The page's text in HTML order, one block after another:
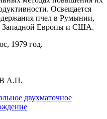
Освещается
пчел в Румынии,
Западной Европы и США.
1979 год.
А.П.
двухматочное